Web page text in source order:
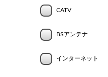
CATV
BSアンテナ
インターネット